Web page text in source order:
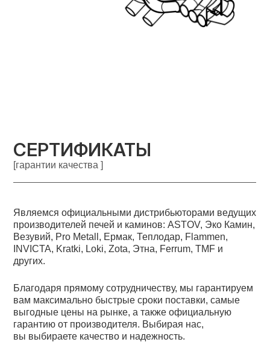
СЕРТИФИКАТЫ
[гарантии качества ]
Являемся официальными дистрибьюторами ведущих
производителей печей и каминов: ASTOV, Эко Камин,
Везувий, Pro Metall, Ермак, Теплодар, Flammen,
INVICTA, Kratki, Loki, Zota, Этна, Ferrum, TMF и
других.
Благодаря прямому сотрудничеству, мы гарантируем
вам максимально быстрые сроки поставки, самые
выгодные цены на рынке, а также официальную
гарантию от производителя. Выбирая нас,
вы выбираете качество и надежность.